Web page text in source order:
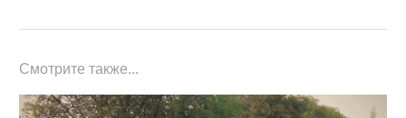
Смотрите также...